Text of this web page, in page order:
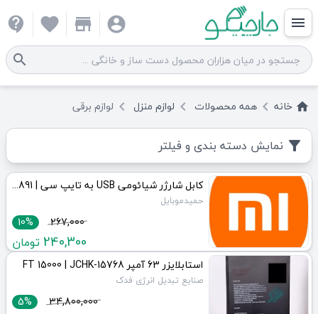
menu
search
account_circle
store
favorite
contact_support
home خانه keyboard_arrow_left همه محصولات keyboard_arrow_left لوازم منزل keyboard_arrow_left لوازم برقی
filter_alt نمایش دسته بندی و فیلتر
کابل شارژر شیائومی USB به تایپ سی | JCHK-15891
حمیدموبایل
10% 267,000
240,300تومان
استابلایزر 63 آمپر FT 15000 | JCHK-15768
صنایع تبدیل انرژی فدک
5% 34,800,000